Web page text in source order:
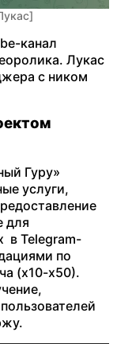
канал
Лукас
с ником
Гуру»
услуги,
для
в Telegram-
по
(х10-х50).